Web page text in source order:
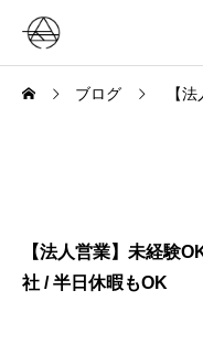
ブログ 【
【法人営業】未経験
社 / 半日休暇もOK